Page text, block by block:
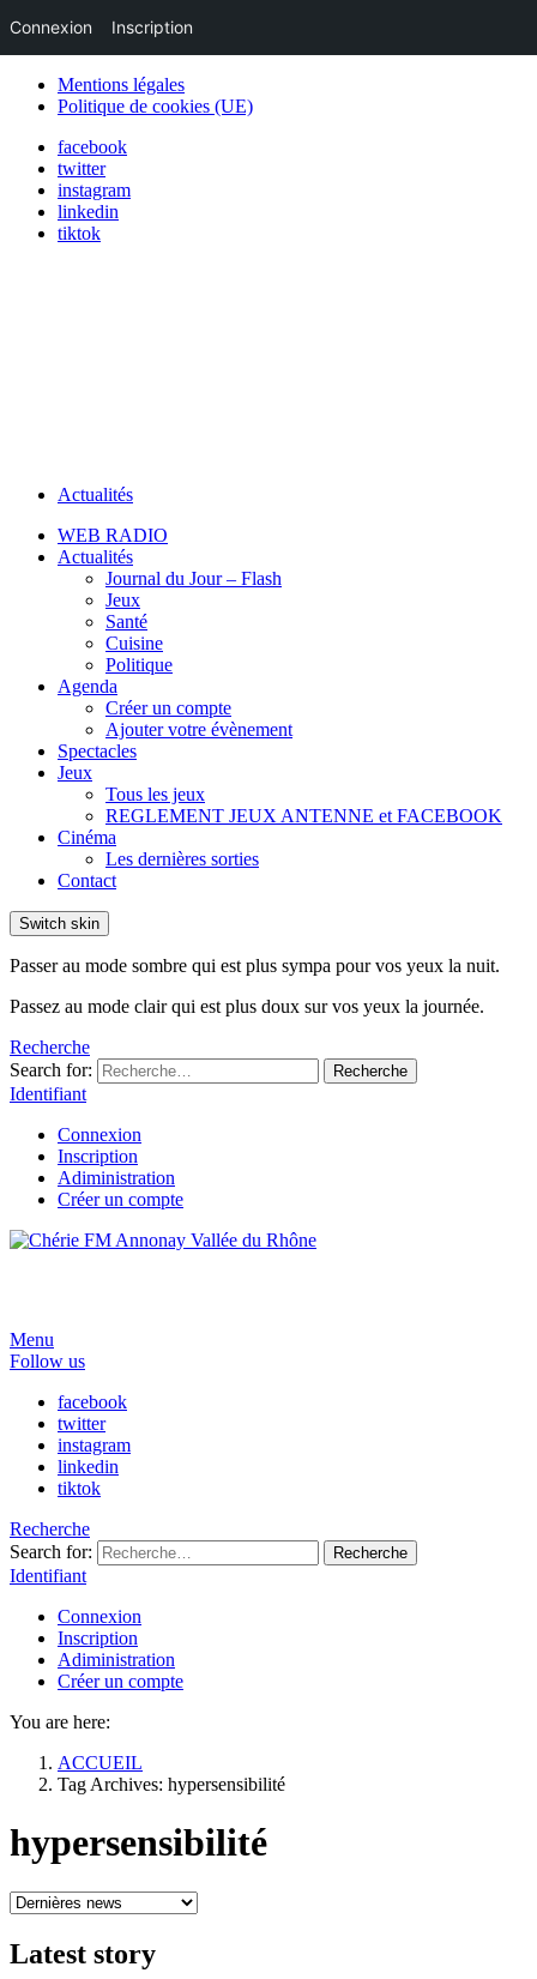
Mentions légales
Politique de cookies (UE)
facebook
twitter
instagram
linkedin
tiktok
Actualités
WEB RADIO
Actualités
Journal du Jour – Flash
Jeux
Santé
Cuisine
Politique
Agenda
Créer un compte
Ajouter votre évènement
Spectacles
Jeux
Tous les jeux
REGLEMENT JEUX ANTENNE et FACEBOOK
Cinéma
Les dernières sorties
Contact
Switch skin
Passer au mode sombre qui est plus sympa pour vos yeux la nuit.
Passez au mode clair qui est plus doux sur vos yeux la journée.
Recherche
Search for:
Recherche
Identifiant
Connexion
Inscription
Adiministration
Créer un compte
Menu
Follow us
facebook
twitter
instagram
linkedin
tiktok
Recherche
Search for:
Recherche
Identifiant
Connexion
Inscription
Adiministration
Créer un compte
You are here:
ACCUEIL
Tag Archives: hypersensibilité
hypersensibilité
Latest story
Connexion Inscription